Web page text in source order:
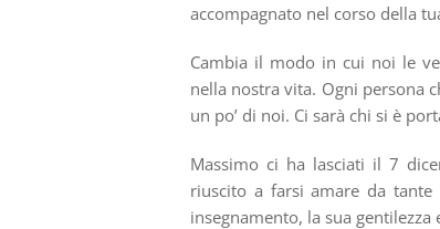
accompagnato nel corso della
Cambia il modo in cui noi le
nella nostra vita. Ogni persona
un po’ di noi. Ci sarà chi si è
Massimo ci ha lasciati il 7
riuscito a farsi amare da
insegnamento, la sua gentilezza